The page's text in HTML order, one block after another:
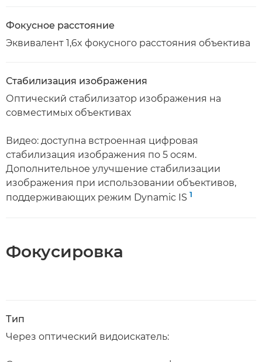
Фокусное расстояние
Эквивалент 1,6x фокусного расстояния объектива
Стабилизация изображения
Оптический стабилизатор изображения на
совместимых объективах
Видео: доступна встроенная цифровая
стабилизация изображения по 5 осям.
Дополнительное улучшение стабилизации
изображения при использовании объективов,
поддерживающих режим Dynamic IS 1
Фокусировка
Тип
Через оптический видоискатель: